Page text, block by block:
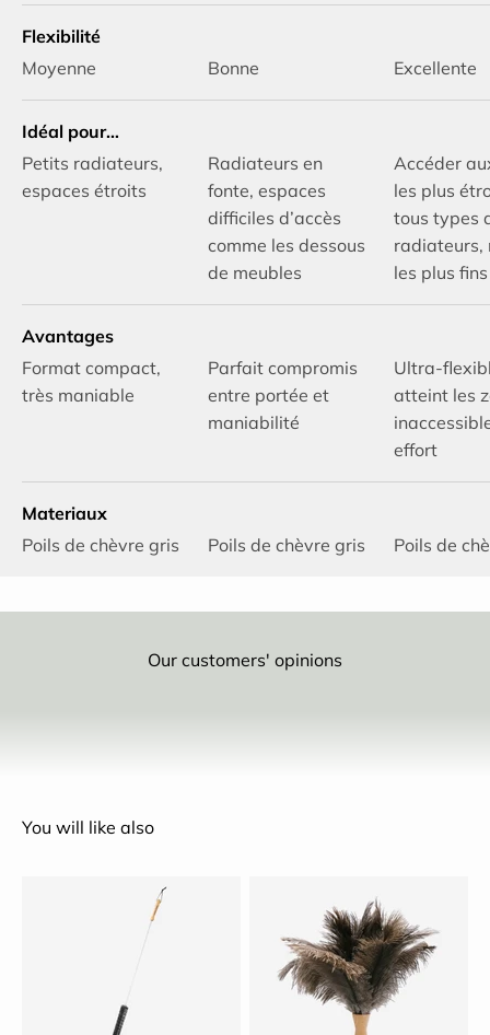
Flexibilité
Moyenne
Bonne Excellente
Idéal pour…
Petits radiateurs,
espaces étroits
Radiateurs en
fonte, espaces
difficiles d’accès
comme les dessous
de meubles
Accéder
les plus
tous types
radiateurs,
les plus fins
Avantages
Format compact,
très maniable
Parfait compromis
entre portée et
maniabilité
Ultra-
atteint les
effort
Materiaux
Poils de chèvre gris
Poils de chèvre gris Poils de
Our customers' opinions
You will like also